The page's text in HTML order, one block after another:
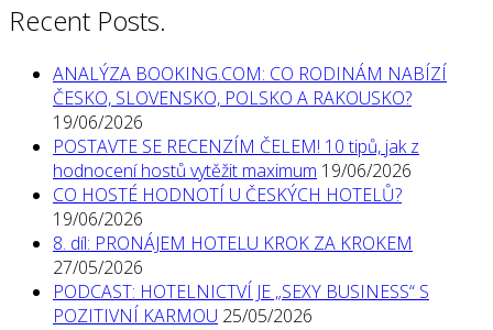
Recent Posts.
ANALÝZA BOOKING.COM: CO RODINÁM NABÍZÍ
ČESKO, SLOVENSKO, POLSKO A RAKOUSKO?
19/06/2026
POSTAVTE SE RECENZÍM ČELEM! 10 tipů, jak z
hodnocení hostů vytěžit maximum 19/06/2026
CO HOSTÉ HODNOTÍ U ČESKÝCH HOTELŮ?
19/06/2026
8. díl: PRONÁJEM HOTELU KROK ZA KROKEM
27/05/2026
PODCAST: HOTELNICTVÍ JE „SEXY BUSINESS“ S
POZITIVNÍ KARMOU 25/05/2026